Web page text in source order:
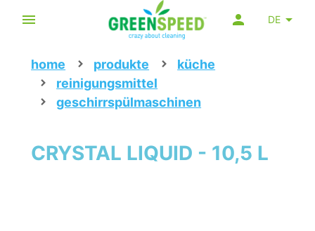
DE
home produkte
küche
reinigungsmittel
geschirrspülmaschinen
CRYSTAL LIQUID - 10,5 L